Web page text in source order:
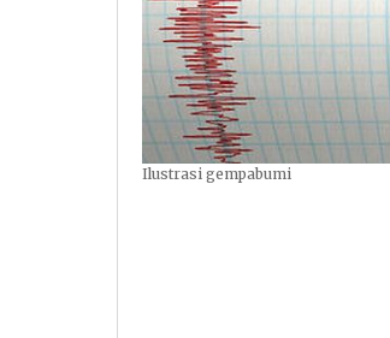
Ilustrasi gempabumi